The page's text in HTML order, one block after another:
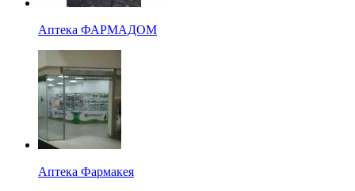
Аптека ФАРМАДОМ
Аптека Фармакея